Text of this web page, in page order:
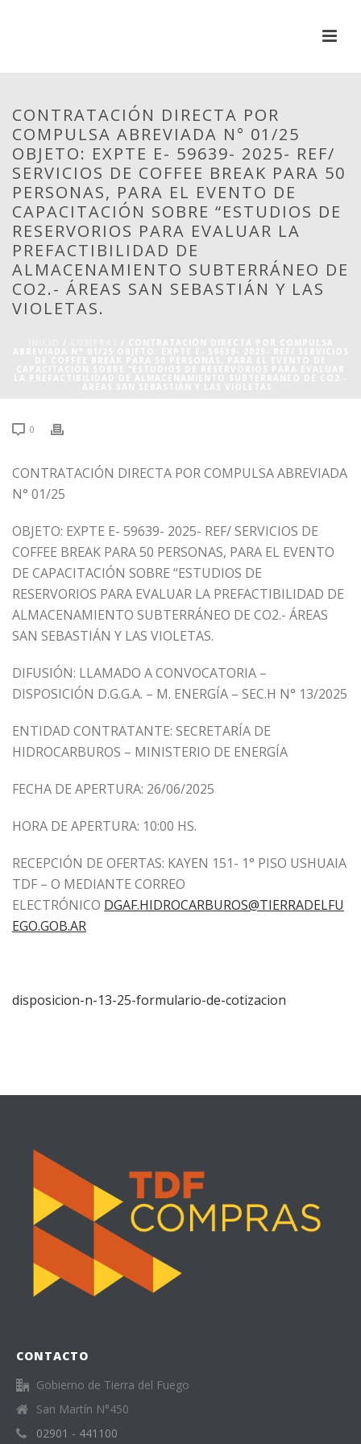
CONTRATACIÓN DIRECTA POR
COMPULSA ABREVIADA N° 01/25
OBJETO: EXPTE E- 59639- 2025- REF/
SERVICIOS DE COFFEE BREAK PARA 50
PERSONAS, PARA EL EVENTO DE
CAPACITACIÓN SOBRE “ESTUDIOS DE
RESERVORIOS PARA EVALUAR LA
PREFACTIBILIDAD DE
ALMACENAMIENTO SUBTERRÁNEO DE
CO2.- ÁREAS SAN SEBASTIÁN Y LAS
VIOLETAS.
0
CONTRATACIÓN DIRECTA POR COMPULSA ABREVIADA
N° 01/25
OBJETO: EXPTE E- 59639- 2025- REF/ SERVICIOS DE
COFFEE BREAK PARA 50 PERSONAS, PARA EL EVENTO
DE CAPACITACIÓN SOBRE “ESTUDIOS DE
RESERVORIOS PARA EVALUAR LA PREFACTIBILIDAD DE
ALMACENAMIENTO SUBTERRÁNEO DE CO2.- ÁREAS
SAN SEBASTIÁN Y LAS VIOLETAS.
DIFUSIÓN: LLAMADO A CONVOCATORIA –
DISPOSICIÓN D.G.G.A. – M. ENERGÍA – SEC.H N° 13/2025
ENTIDAD CONTRATANTE: SECRETARÍA DE
HIDROCARBUROS – MINISTERIO DE ENERGÍA
FECHA DE APERTURA: 26/06/2025
HORA DE APERTURA: 10:00 HS.
RECEPCIÓN DE OFERTAS: KAYEN 151- 1° PISO USHUAIA
TDF – O MEDIANTE CORREO
ELECTRÓNICO DGAF.HIDROCARBUROS@TIERRADELFU
EGO.GOB.AR
disposicion-n-13-25-formulario-de-cotizacion
CONTACTO
Gobierno de Tierra del Fuego
San Martín N°450
02901 - 441100